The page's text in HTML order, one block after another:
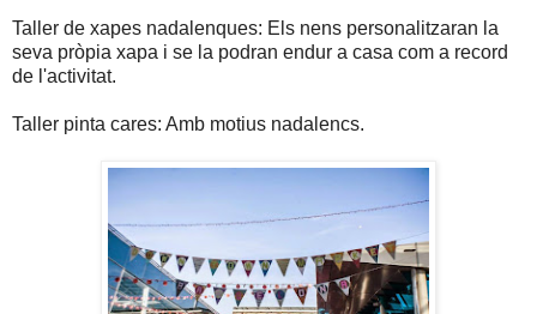
Taller de xapes nadalenques: Els nens personalitzaran la
seva pròpia xapa i se la podran endur a casa com a record
de l'activitat.
Taller pinta cares: Amb motius nadalencs.